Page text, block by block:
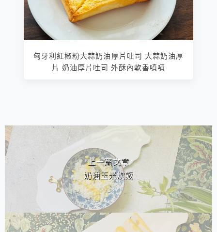
匈牙利紅椒粉大蒜奶油厚片吐司 大蒜奶油厚
片 奶油厚片吐司 外酥內軟香噴噴
相連文章
上一篇文章
奶油玉米炊飯